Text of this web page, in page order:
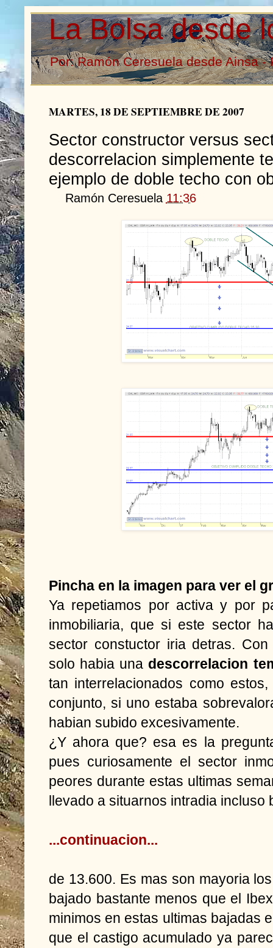
La Bolsa desde
Por: Ramón Ceresuela desde Ainsa -
MARTES, 18 DE SEPTIEMBRE DE 2007
Sector constructor versus
descorrelacion simplemente
ejemplo de doble techo con
Ramón Ceresuela 11:36
Pincha en la imagen para ver el
Ya repetiamos por activa y por
inmobiliaria, que si este sector
sector constuctor iria detras.
solo habia una descorrelacion
tan interrelacionados como
conjunto, si uno estaba
habian subido excesivamente.
¿Y ahora que? esa es la
pues curiosamente el sector
peores durante estas ultimas
llevado a situarnos intradia incluso
...continuacion...
de 13.600. Es mas son mayoria
bajado bastante menos que el
minimos en estas ultimas bajadas
que el castigo acumulado ya